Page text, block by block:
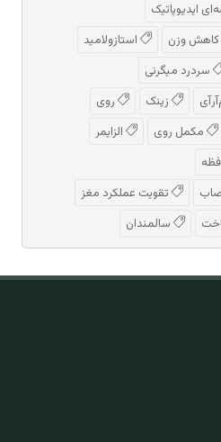
ایدیوپاتیک
کاهش وزن
استازولامید
سردرد میگرنی
زینک
روی
مکمل روی
الزایمر
تقویت عملکرد مغز
سالمندان